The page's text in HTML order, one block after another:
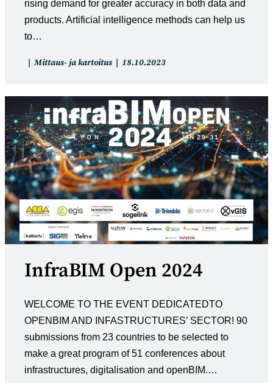
rising demand for greater accuracy in both data and
products. Artificial intelligence methods can help us
to…
Artikkelin
Mittaus- ja kartoitus
Artikkeli
18.10.2023
InfraBIM Open 2024
WELCOME TO THE EVENT DEDICATEDTO
OPENBIM AND INFASTRUCTURES’ SECTOR! 90
submissions from 23 countries to be selected to
make a great program of 51 conferences about
infrastructures, digitalisation and openBIM.…